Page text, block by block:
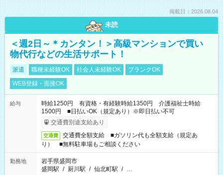
掲載日：2026.08.04
未読
＜週2日～＊カンタン！＞高級マンションで買い
物代行などの生活サポート！
派遣 職種未経験OK 社会人未経験OK
ブランクOK
WEB登録・面接OK
給与
時給1250円 有資格・有経験時給1350円 介護福祉士時給
1500円 ■日払いOK（規定あり）※即日払い不可
交通費別途支給あり
交通費
交通費全額支給 ■ガソリン代も全額支給（規定あ
り） ■無料駐車場もご相談ください
勤務地
岩手県盛岡市
盛岡駅 / 厨川駅 / 仙北町駅 / …